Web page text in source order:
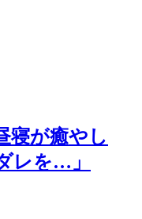
寝が癒やし
レを…」